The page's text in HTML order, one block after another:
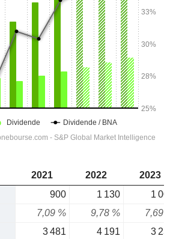
2021 2022
2023
900 1 130
1
7,09 % 9,78 %
7,69
3 481 4 191
3